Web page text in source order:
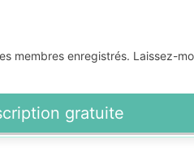
membres enregistrés. Laissez-
gratuite